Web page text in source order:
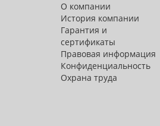
О компании
История компании
Гарантия и
сертификаты
Правовая информация
Конфиденциальность
Охрана труда